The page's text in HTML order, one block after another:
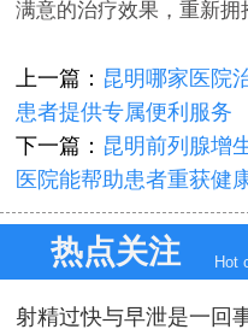
满意的治疗效果，重新拥
上一篇： 昆明哪家医院
患者提供专属便利服务
下一篇： 昆明前列腺增
医院能帮助患者重获健
热点关注 Hot
射精过快与早泄是一回